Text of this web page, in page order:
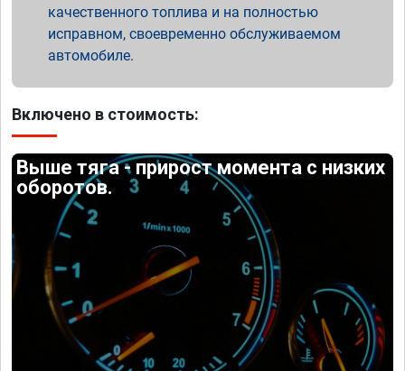
качественного топлива и на полностью
исправном, своевременно обслуживаемом
автомобиле.
Включено в стоимость:
Выше тяга - прирост момента с низких
оборотов.